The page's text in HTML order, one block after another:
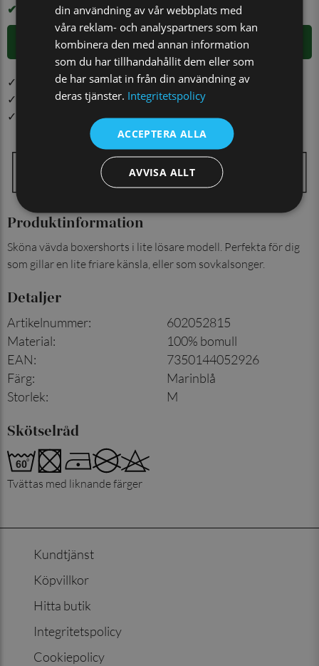
I LAGER
LÄGG I VARUKORGEN
✓ Öppet köp i 30 dagar ✓ Fri frakt från 499 kr
✓ Din beställning skickas inom 1-2 vardagar
✓ Snabb leverans från vårt lager i Jönköping
Produktinformation
Sköna vävda boxershorts i lite lösare modell. Perfekta för dig
som gillar en lite friare känsla, eller som sovkalsonger.
Detaljer
Artikelnummer:
602052815
Material:
100% bomull
EAN:
7350144052926
Färg:
Marinblå
Storlek: M
Skötselråd
Tvättas med liknande färger
Kundtjänst
Köpvillkor
Hitta butik
Integritetspolicy
Cookiepolicy
din användning av vår webbplats med
våra reklam- och analyspartners som kan
kombinera den med annan information
som du har tillhandahållit dem eller som
de har samlat in från din användning av
deras tjänster. Integritetspolicy
ACCEPTERA ALLA
AVVISA ALLT